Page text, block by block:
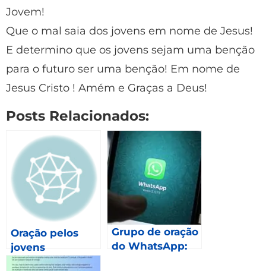
Jovem!
Que o mal saia dos jovens em nome de Jesus!
E determino que os jovens sejam uma benção
para o futuro ser uma benção! Em nome de
Jesus Cristo ! Amém e Graças a Deus!
Posts Relacionados:
Oração pelos
jovens
Grupo de oração
do WhatsApp: